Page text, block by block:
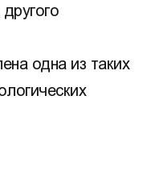
одна из таких